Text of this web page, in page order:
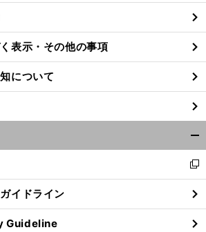
前
表示・その他の事項
について
閉
る
新
し
い
ウ
ィ
イドライン
Guideline